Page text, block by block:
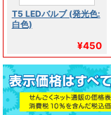
T5 LEDバルブ (発光色:
白色)
¥450